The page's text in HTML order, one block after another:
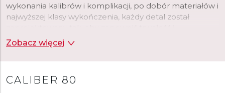
wykonania kalibrów i komplikacji, po dobór materiałów i
najwyższej klasy wykończenia, każdy detal został
ponadczasową estetykę. Od 2019 roku Mido jest
oficjalnym partnerem Red Bull Cliff Diving World Series,
najbardziej prestiżowych międzynarodowych zawodów
szwajcarska marka zegarków i to wydarzenie sportowe
Zobacz więcej
CALIBER 80